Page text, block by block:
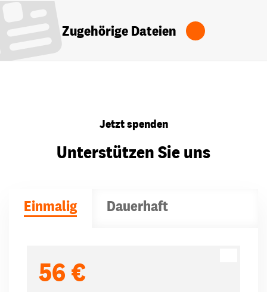
Zugehörige Dateien
Jetzt spenden
Unterstützen Sie uns
Einmalig Dauerhaft
56 €